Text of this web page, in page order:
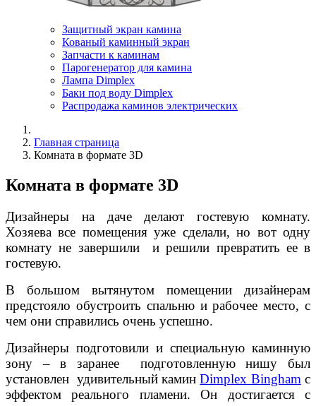
Защитный экран камина
Кованый каминный экран
Запчасти к каминам
Парогенератор для камина
Лампа Dimplex
Баки под воду Dimplex
Распродажа каминов электрических
Главная страница
Комната в формате 3D
Комната в формате 3D
Дизайнеры на даче делают гостевую комнату.
Хозяева все помещения уже сделали, но вот одну
комнату не завершили и решили превратить ее в
гостевую.
В большом вытянутом помещении дизайнерам
предстояло обустроить спальню и рабочее место, с
чем они справились очень успешно.
Дизайнеры подготовили и специальную каминную
зону – в заранее подготовленную нишу был
установлен удивительный каминDimplex Bingham с
эффектом реального пламени. Он достигается с